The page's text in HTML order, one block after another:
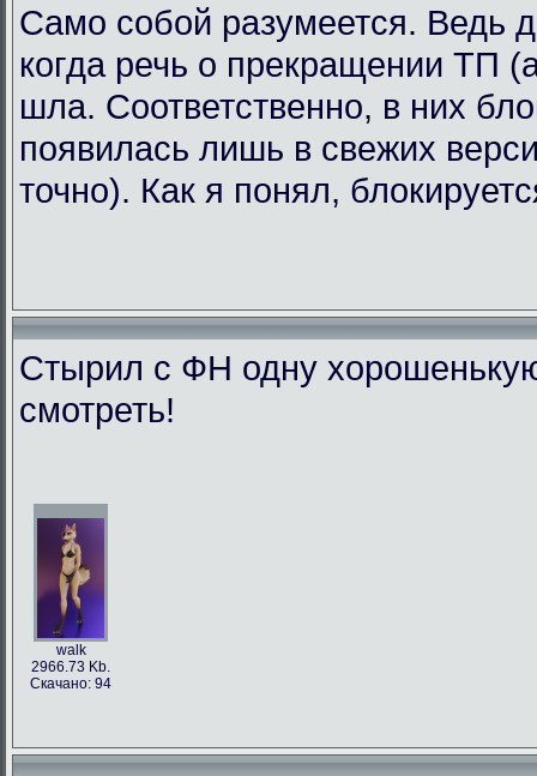
Само собой разумеется. Ведь
когда речь о прекращении ТП
шла. Соответственно, в них
появилась лишь в свежих
точно). Как я понял,
Стырил с ФН одну
смотреть!
walk
2966.73 Kb.
Скачано: 94